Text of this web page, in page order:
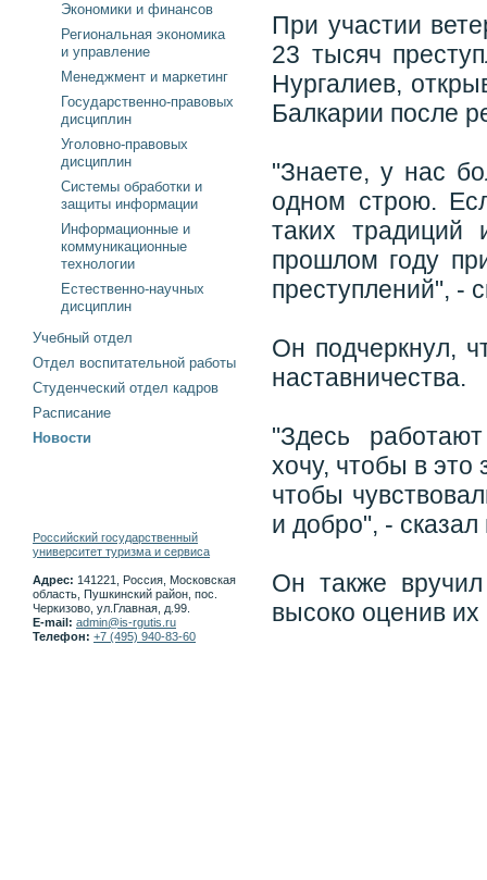
При участии
23 тысяч
Нургалиев,
Балкарии после
"Знаете, у нас
одном строю.
таких
прошлом году
преступлений", -
Он подчеркнул,
наставничества.
"Здесь
хочу, чтобы в
чтобы
и добро", -
Он также
высоко оценив их
Экономики и финансов
Региональная экономика
и управление
Менеджмент и маркетинг
Государственно-правовых
дисциплин
Уголовно-правовых
дисциплин
Системы обработки и
защиты информации
Информационные и
коммуникационные
технологии
Естественно-научных
дисциплин
Учебный отдел
Отдел воспитательной работы
Студенческий отдел кадров
Расписание
Новости
Российский государственный
университет туризма и сервиса
Адрес: 141221, Россия, Московская
область, Пушкинский район, пос.
Черкизово, ул.Главная, д.99.
E-mail: admin@is-rgutis.ru
Телефон: +7 (495) 940-83-60